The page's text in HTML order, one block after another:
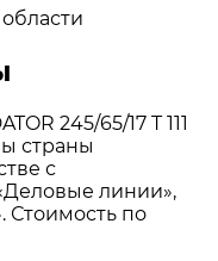
245/65/17 T 111
страны
с
линии»,
Стоимость по